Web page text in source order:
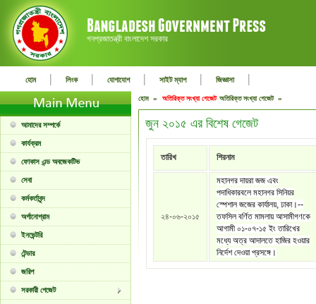
গনপ্রজাতন্ত্রী বাংলাদেশ সরকার
হোম | লিংক | যোগাযোগ | সাইট ম্যাপ | জিজ্ঞাসা |
আমাদের সম্পর্কে
কার্যক্রম
ফোকাস এন্ড অবজেকটিভ
সেবা
কর্মকর্তাবৃন্দ
অর্গানোগ্রাম
ইনভেন্টরি
টেন্ডার
জরিপ
সরকারী গেজেট
হোম » অতিরিক্ত সংখ্যা গেজেট অতিরিক্ত সংখ্যা গেজেট »
জুন ২০১৫ এর বিশেষ গেজেট
তারিখ শিরনাম
২৪-০৬-২০১৫
মহানগর দায়রা জজ এবং
পদাধিকারবলে মহানগর সিনিয়র
স্পেশাল জজের কার্যালয়, ঢাকা।--
তফসিল বর্ণিত মামলায় আসামীগণকে
আগামী ০১-০৭-১৫ ইং তারিখের
মধ্যে অত্র আদালতে হাজির হওয়ার
নির্দেশ দেওয়া প্রসঙ্গে।